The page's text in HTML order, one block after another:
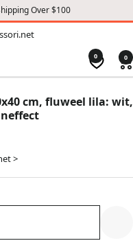
Over $100
0 0
cm, fluweel lila: wit,
>